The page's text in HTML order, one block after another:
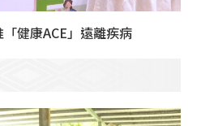
健康ACE」遠離疾病